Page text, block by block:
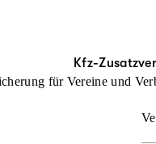
Kfz-
für Vereine und